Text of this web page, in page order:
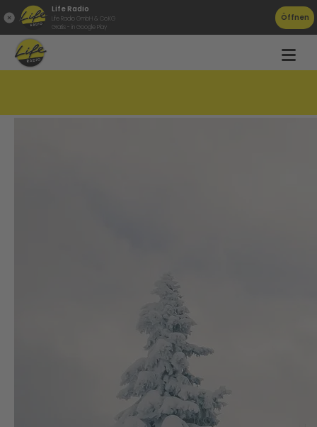
Life Radio
Life Radio GmbH & Co.KG
Gratis - in Google Play
Öffnen